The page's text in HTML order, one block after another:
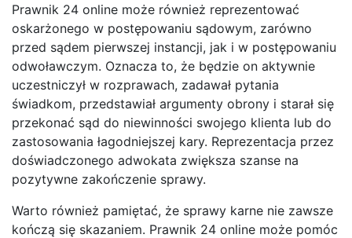
Prawnik 24 online może również reprezentować
oskarżonego w postępowaniu sądowym, zarówno
przed sądem pierwszej instancji, jak i w postępowaniu
odwoławczym. Oznacza to, że będzie on aktywnie
uczestniczył w rozprawach, zadawał pytania
świadkom, przedstawiał argumenty obrony i starał się
przekonać sąd do niewinności swojego klienta lub do
zastosowania łagodniejszej kary. Reprezentacja przez
doświadczonego adwokata zwiększa szanse na
pozytywne zakończenie sprawy.
Warto również pamiętać, że sprawy karne nie zawsze
kończą się skazaniem. Prawnik 24 online może pomóc